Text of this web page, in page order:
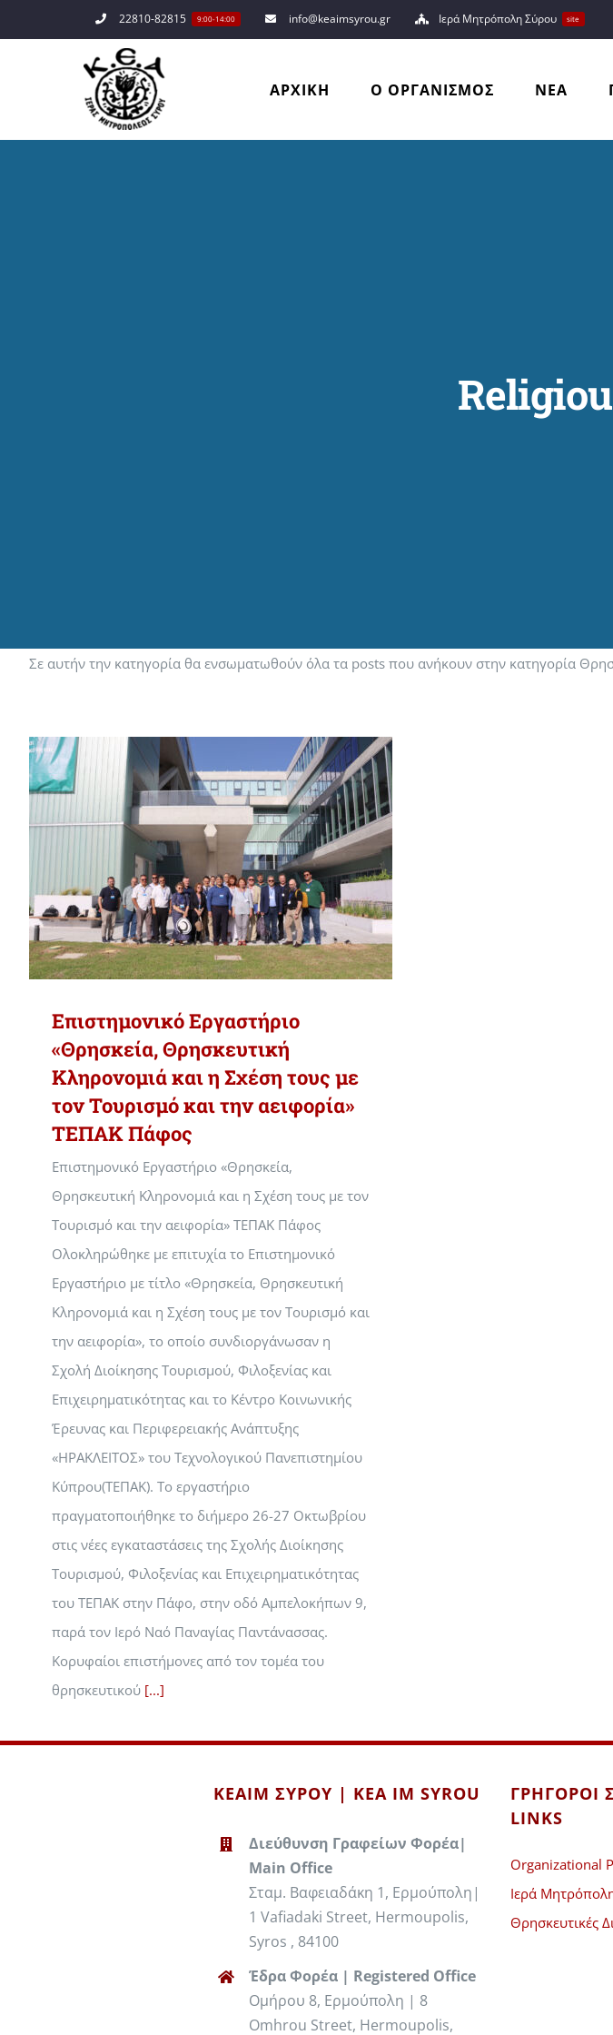
στο
22810-82815 9:00-14:00 info@keaimsyrou.gr Ιερά Μητρόπολη Σύρου site
ΑΡΧΙΚΗ O ΟΡΓΑΝΙΣΜΟΣ ΝΕΑ
Σε αυτήν την κατηγορία θα ενσωματωθούν όλα τα posts που ανήκουν στην κατηγορία
Επιστημονικό Εργαστήριο
«Θρησκεία, Θρησκευτική
Κληρονομιά και η Σχέση τους με
τον Τουρισμό και την αειφορία»
ΤΕΠΑΚ Πάφος
Επιστημονικό Εργαστήριο «Θρησκεία,
Θρησκευτική Κληρονομιά και η Σχέση τους με τον
Τουρισμό και την αειφορία» ΤΕΠΑΚ Πάφος
Ολοκληρώθηκε με επιτυχία το Επιστημονικό
Εργαστήριο με τίτλο «Θρησκεία, Θρησκευτική
Κληρονομιά και η Σχέση τους με τον Τουρισμό και
την αειφορία», το οποίο συνδιοργάνωσαν η
Σχολή Διοίκησης Τουρισμού, Φιλοξενίας και
Επιχειρηματικότητας και το Κέντρο Κοινωνικής
Έρευνας και Περιφερειακής Ανάπτυξης
«ΗΡΑΚΛΕΙΤΟΣ» του Τεχνολογικού Πανεπιστημίου
Κύπρου(ΤΕΠΑΚ). Το εργαστήριο
πραγματοποιήθηκε το διήμερο 26-27 Οκτωβρίου
στις νέες εγκαταστάσεις της Σχολής Διοίκησης
Τουρισμού, Φιλοξενίας και Επιχειρηματικότητας
του ΤΕΠΑΚ στην Πάφο, στην οδό Αμπελοκήπων 9,
παρά τον Ιερό Ναό Παναγίας Παντάνασσας.
Κορυφαίοι επιστήμονες από τον τομέα του
θρησκευτικού [...]
ΚΕΑΙΜ ΣΥΡΟΥ | KEA IM SYROU
Διεύθυνση Γραφείων Φορέα|
Main Office
Σταμ. Βαφειαδάκη 1, Ερμούπολη|
1 Vafiadaki Street, Hermoupolis,
Syros , 84100
Έδρα Φορέα | Registered Office
Ομήρου 8, Ερμούπολη | 8
Omhrou Street, Hermoupolis,
ΓΡΉΓΟΡΟΙ
LINKS
Organizational
Ιερά
Θρησκευτικές